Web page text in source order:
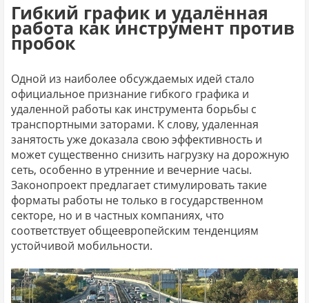
Гибкий график и удалённая
работа как инструмент против
пробок
Одной из наиболее обсуждаемых идей стало
официальное признание гибкого графика и
удаленной работы как инструмента борьбы с
транспортными заторами. К слову, удаленная
занятость уже доказала свою эффективность и
может существенно снизить нагрузку на дорожную
сеть, особенно в утренние и вечерние часы.
Законопроект предлагает стимулировать такие
форматы работы не только в государственном
секторе, но и в частных компаниях, что
соответствует общеевропейским тенденциям
устойчивой мобильности.